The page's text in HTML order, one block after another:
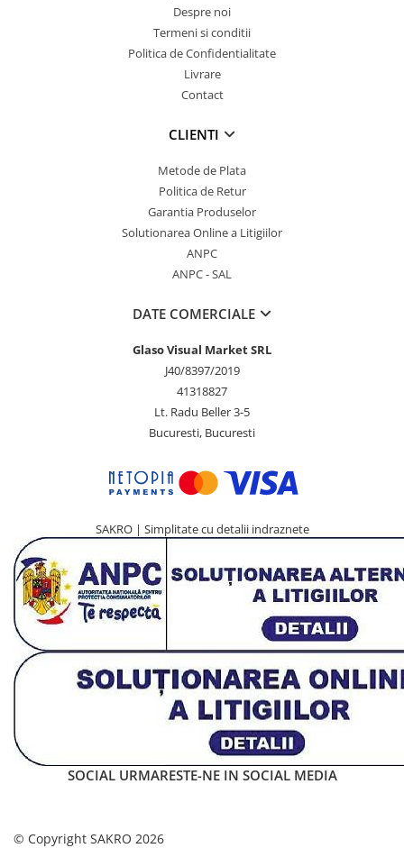
Despre noi
Termeni si conditii
Politica de Confidentialitate
Livrare
Contact
CLIENTI
Metode de Plata
Politica de Retur
Garantia Produselor
Solutionarea Online a Litigiilor
ANPC
ANPC - SAL
DATE COMERCIALE
Glaso Visual Market SRL
J40/8397/2019
41318827
Lt. Radu Beller 3-5
Bucuresti, Bucuresti
SAKRO | Simplitate cu detalii indraznete
SOCIAL URMARESTE-NE IN SOCIAL MEDIA
© Copyright SAKRO 2026